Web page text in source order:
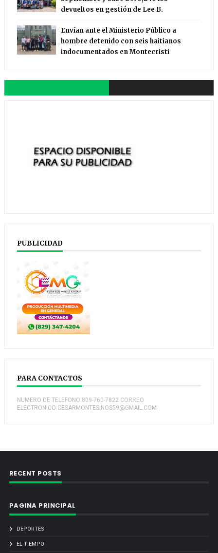
devueltos en gestión de Lee B.
Envían ante el Ministerio Público a
hombre detenido con seis haitianos
indocumentados en Montecristi
PUBLICIDAD
PARA CONTACTOS
NUMERO DE TELEFONO:809-760-7822 CORREO
ELECTRONICO:CESARMONTESINOS59@GMAIL.COM
RECENT POSTS
PAGINA PRINCIPAL
DEPORTES
EL TIEMPO